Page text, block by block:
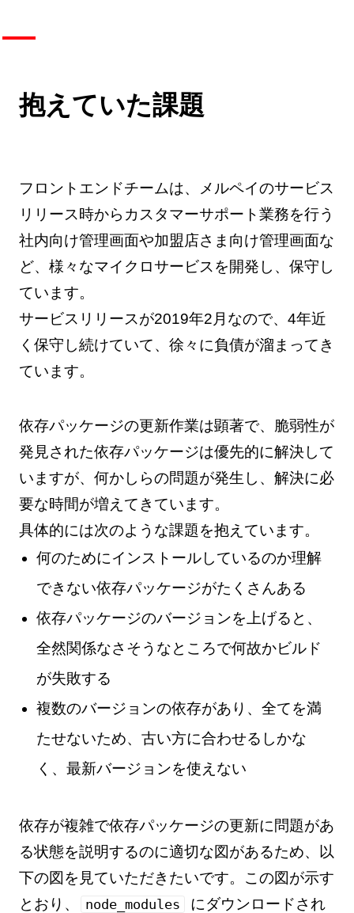
抱えていた課題
フロントエンドチームは、メルペイのサービス
リリース時からカスタマーサポート業務を行う
社内向け管理画面や加盟店さま向け管理画面な
ど、様々なマイクロサービスを開発し、保守し
ています。
サービスリリースが2019年2月なので、4年近
く保守し続けていて、徐々に負債が溜まってき
ています。
依存パッケージの更新作業は顕著で、脆弱性が
発見された依存パッケージは優先的に解決して
いますが、何かしらの問題が発生し、解決に必
要な時間が増えてきています。
具体的には次のような課題を抱えています。
何のためにインストールしているのか理解
できない依存パッケージがたくさんある
依存パッケージのバージョンを上げると、
全然関係なさそうなところで何故かビルド
が失敗する
複数のバージョンの依存があり、全てを満
たせないため、古い方に合わせるしかな
く、最新バージョンを使えない
依存が複雑で依存パッケージの更新に問題があ
る状態を説明するのに適切な図があるため、以
下の図を見ていただきたいです。この図が示す
とおり、
node_modules
にダウンロードされ